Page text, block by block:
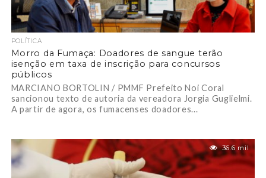
POLÍTICA
Morro da Fumaça: Doadores de sangue terão
isenção em taxa de inscrição para concursos
públicos
MARCIANO BORTOLIN / PMMF Prefeito Noi Coral
sancionou texto de autoria da vereadora Jorgia Guglielmi.
A partir de agora, os fumacenses doadores...
36.6 mil